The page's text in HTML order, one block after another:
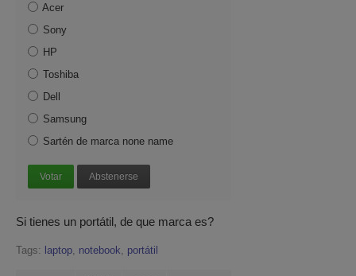
Acer
Sony
HP
Toshiba
Dell
Samsung
Sartén de marca none name
Votar Abstenerse
Si tienes un portátil, de que marca es?
Tags: laptop, notebook, portátil